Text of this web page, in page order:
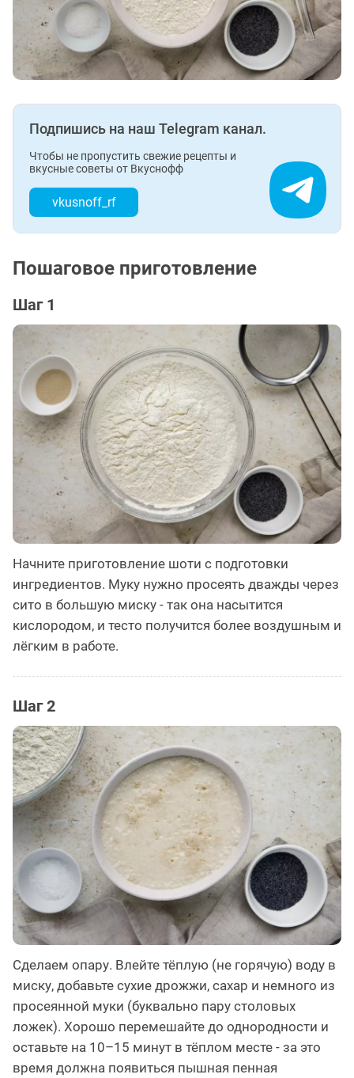
Подпишись на наш Telegram канал.
Чтобы не пропустить свежие рецепты и
вкусные советы от Вкуснофф
vkusnoff_rf
Пошаговое приготовление
Шаг 1
Начните приготовление шоти с подготовки
ингредиентов. Муку нужно просеять дважды через
сито в большую миску - так она насытится
кислородом, и тесто получится более воздушным и
лёгким в работе.
Шаг 2
Сделаем опару. Влейте тёплую (не горячую) воду в
миску, добавьте сухие дрожжи, сахар и немного из
просеянной муки (буквально пару столовых
ложек). Хорошо перемешайте до однородности и
оставьте на 10–15 минут в тёплом месте - за это
время должна появиться пышная пенная